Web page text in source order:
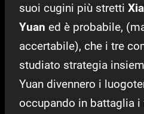
suoi cugini più stretti
Yuan ed è probabile,
accertabile), che i tre
studiato strategia
Yuan divennero i
occupando in battaglia